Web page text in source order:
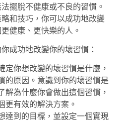
擺脫不健康或不良的習慣。
和技巧，你可以成功地改變
健康、更快樂的人。
成功地改變你的壞習慣：
定你想改變的壞習慣是什麼，
的原因。意識到你的壞習慣是
解為什麼你會做出這個習慣，
更有效的解決方案。
達到的目標，並設定一個實現